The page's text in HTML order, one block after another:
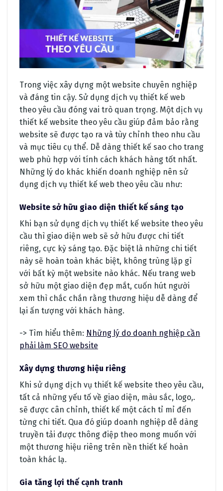
Trong việc xây dựng một website chuyên nghiệp
và đáng tin cậy. Sử dụng dịch vụ thiết kế web
theo yêu cầu đóng vai trò quan trọng. Một dịch vụ
thiết kế website theo yêu cầu giúp đảm bảo rằng
website sẽ được tạo ra và tùy chỉnh theo nhu cầu
và mục tiêu cụ thể. Dễ dàng thiết kế sao cho trang
web phù hợp với tính cách khách hàng tốt nhất.
Những lý do khác khiến doanh nghiệp nên sử
dụng dịch vụ thiết kế web theo yêu cầu như:
Website sở hữu giao diện thiết kế sáng tạo
Khi bạn sử dụng dịch vụ thiết kế website theo yêu
cầu thì giao diện web sẽ sở hữu được chi tiết
riêng, cực kỳ sáng tạo. Đặc biệt là những chi tiết
này sẽ hoàn toàn khác biệt, không trùng lặp gì
với bất kỳ một website nào khác. Nếu trang web
sở hữu một giao diện đẹp mắt, cuốn hút người
xem thì chắc chắn rằng thương hiệu dễ dàng để
lại ấn tượng với khách hàng.
-> Tìm hiểu thêm: Những lý do doanh nghiệp cần
phải làm SEO website
Xây dựng thương hiệu riêng
Khi sử dụng dịch vụ thiết kế website theo yêu cầu,
tất cả những yếu tố về giao diện, màu sắc, logo,.
sẽ được cân chỉnh, thiết kế một cách tỉ mỉ đến
từng chi tiết. Qua đó giúp doanh nghiệp dễ dàng
truyền tải được thông điệp theo mong muốn với
một thương hiệu riêng trên nền thiết kế hoàn
toàn khác lạ.
Gia tăng lợi thế cạnh tranh